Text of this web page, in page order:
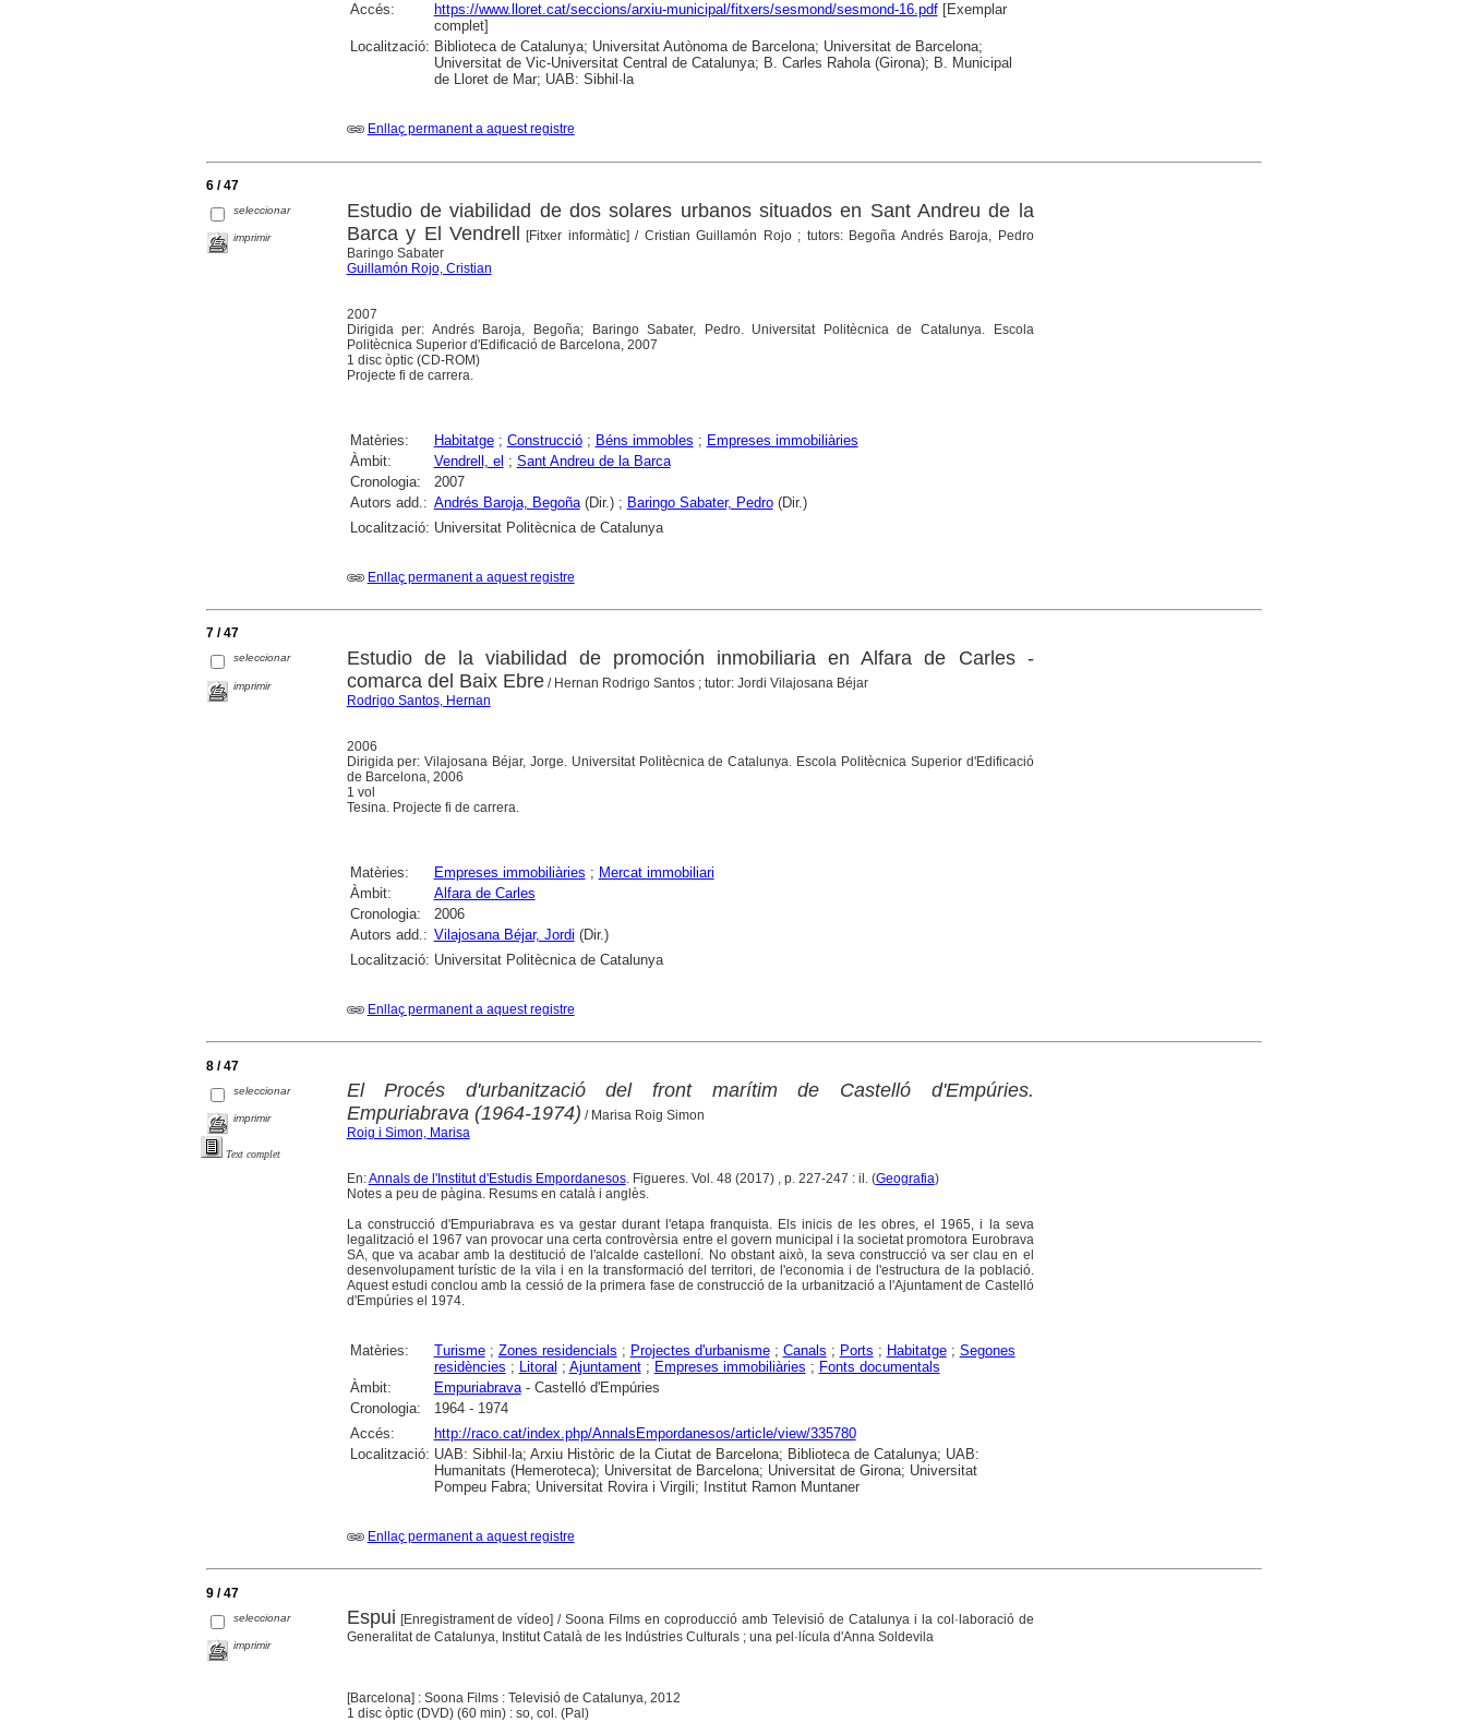
Accés:
https://www.lloret.cat/seccions/arxiu-municipal/fitxers/sesmond/sesmond-16.pdf[Exemplar
complet]
Localització: Biblioteca de Catalunya; Universitat Autònoma de Barcelona; Universitat de Barcelona;
Universitat de Vic-Universitat Central de Catalunya; B. Carles Rahola (Girona); B. Municipal
de Lloret de Mar; UAB: Sibhil·la
Enllaç permanent a aquest registre
6 / 47
seleccionar
imprimir
Estudio de viabilidad de dos solares urbanos situados en Sant Andreu de la
Barca y El Vendrell [Fitxer informàtic]/ Cristian Guillamón Rojo ; tutors: Begoña Andrés Baroja, Pedro
Baringo Sabater
Guillamón Rojo, Cristian
2007
Dirigida per: Andrés Baroja, Begoña; Baringo Sabater, Pedro. Universitat Politècnica de Catalunya. Escola
Politècnica Superior d'Edificació de Barcelona, 2007
1 disc òptic (CD-ROM)
Projecte fi de carrera.
Matèries: Habitatge; Construcció; Béns immobles ; Empreses immobiliàries
Àmbit:
Vendrell, el ; Sant Andreu de la Barca
Cronologia:
2007
Autors add.: Andrés Baroja, Begoña(Dir.) ; Baringo Sabater, Pedro(Dir.)
Localització: Universitat Politècnica de Catalunya
Enllaç permanent a aquest registre
7 / 47
seleccionar
imprimir
Estudio de la viabilidad de promoción inmobiliaria en Alfara de Carles -
comarca del Baix Ebre/ Hernan Rodrigo Santos ; tutor: Jordi Vilajosana Béjar
Rodrigo Santos, Hernan
2006
Dirigida per: Vilajosana Béjar, Jorge. Universitat Politècnica de Catalunya. Escola Politècnica Superior d'Edificació
de Barcelona, 2006
1 vol
Tesina. Projecte fi de carrera.
Matèries: Empreses immobiliàries ; Mercat immobiliari
Àmbit:
Alfara de Carles
Cronologia:
2006
Autors add.: Vilajosana Béjar, Jordi (Dir.)
Localització: Universitat Politècnica de Catalunya
Enllaç permanent a aquest registre
8 / 47
seleccionar
imprimir
Text complet
El Procés d'urbanització del front marítim de Castelló d'Empúries.
Empuriabrava (1964-1974) / Marisa Roig Simon
Roig i Simon, Marisa
En:Annals de l'Institut d'Estudis Empordanesos. Figueres. Vol. 48 (2017) , p. 227-247 : il. (Geografia)
Notes a peu de pàgina. Resums en català i anglès.
La construcció d'Empuriabrava es va gestar durant l'etapa franquista. Els inicis de les obres, el 1965, i la seva
legalització el 1967 van provocar una certa controvèrsia entre el govern municipal i la societat promotora Eurobrava
SA, que va acabar amb la destitució de l'alcalde castelloní. No obstant això, la seva construcció va ser clau en el
desenvolupament turístic de la vila i en la transformació del territori, de l'economia i de l'estructura de la població.
Aquest estudi conclou amb la cessió de la primera fase de construcció de la urbanització a l'Ajuntament de Castelló
d'Empúries el 1974.
Matèries: Turisme; Zones residencials ; Projectes d'urbanisme; Canals ; Ports ; Habitatge; Segones
residències ; Litoral ; Ajuntament; Empreses immobiliàries ; Fonts documentals
Àmbit:
Empuriabrava- Castelló d'Empúries
Cronologia:
1964 - 1974
Accés:
http://raco.cat/index.php/AnnalsEmpordanesos/article/view/335780
Localització: UAB: Sibhil·la; Arxiu Històric de la Ciutat de Barcelona; Biblioteca de Catalunya; UAB:
Humanitats (Hemeroteca); Universitat de Barcelona; Universitat de Girona; Universitat
Pompeu Fabra; Universitat Rovira i Virgili; Institut Ramon Muntaner
Enllaç permanent a aquest registre
9 / 47
seleccionar
imprimir
Espui [Enregistrament de vídeo]/ Soona Films en coproducció amb Televisió de Catalunya i la col·laboració de
Generalitat de Catalunya, Institut Català de les Indústries Culturals ; una pel·lícula d'Anna Soldevila
[Barcelona] : Soona Films : Televisió de Catalunya, 2012
1 disc òptic (DVD) (60 min) : so, col. (Pal)